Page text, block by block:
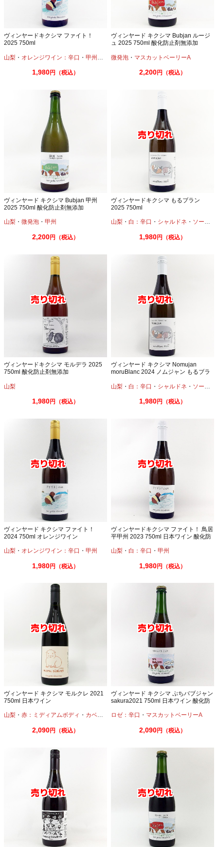
ヴィンヤードキクシマ ファイト！
2025 750ml
山梨 ・ オレンジワイン：辛口 ・ 甲州 ・ カベルネ・ デラウエア
1,980円（税込）
ヴィンヤード キクシマ Bubjan ルージ
ュ 2025 750ml 酸化防止剤無添加
微発泡 ・ マスカットベーリーA
2,200円（税込）
ヴィンヤード キクシマ Bubjan 甲州
2025 750ml 酸化防止剤無添加
山梨 ・ 微発泡 ・ 甲州
2,200円（税込）
ヴィンヤードキクシマ もるブラン
2025 750ml
山梨 ・ 白：辛口 ・ シャルドネ ・ ソーヴィニオンブラン
1,980円（税込）
ヴィンヤードキクシマ モルデラ 2025
750ml 酸化防止剤無添加
山梨
1,980円（税込）
ヴィンヤード キクシマ Nomujan
moruBlanc 2024 ノムジャン もるブラ
山梨 ・ 白：辛口 ・ シャルドネ ・ ソーヴィニオンブラン
1,980円（税込）
ヴィンヤード キクシマ ファイト！
2024 750ml オレンジワイン
山梨 ・ オレンジワイン：辛口 ・ 甲州
1,980円（税込）
ヴィンヤードキクシマ ファイト！ 鳥居
平甲州 2023 750ml 日本ワイン 酸化防
山梨 ・ 白：辛口 ・甲州
1,980円（税込）
ヴィンヤード キクシマ モルクレ 2021
750ml 日本ワイン
山梨 ・ 赤：ミディアムボディ ・ カベルネ ・マスカットベーリーA
2,090円（税込）
ヴィンヤード キクシマ ぷちバブジャン
sakura2021 750ml 日本ワイン 酸化防
ロゼ：辛口 ・ マスカットベーリーA
2,090円（税込）